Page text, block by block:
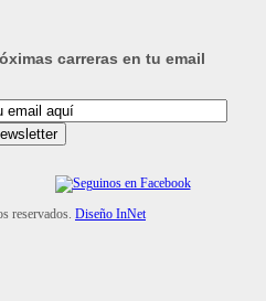
carreras en tu email
reservados. Diseño InNet